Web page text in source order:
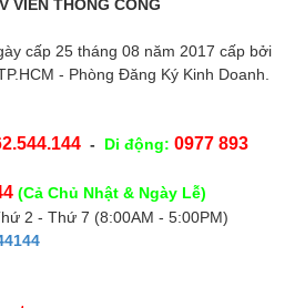
VIỄN THÔNG CÔNG
cấp 25 tháng 08 năm 2017 cấp bởi
- Phòng Đăng Ký Kinh Doanh.
- Di động: 0977 893
(Cả Chủ Nhật & Ngày Lễ)
2 - Thứ 7 (8:00AM - 5:00PM)